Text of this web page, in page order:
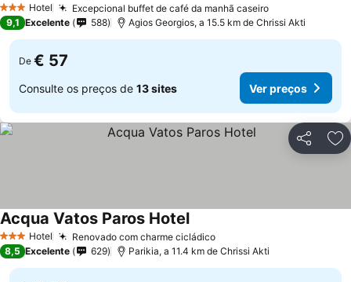
3 EstrelasHotel Excepcional buffet de café da manhã caseiro
9,1 Excelente 588 Agios Georgios, a 15.5 km de Chrissi Akti
De € 57
Consulte os preços de 13 sites Ver preços
Partilhar
3 EstrelasHotel Renovado com charme cicládico
Acqua Vatos Paros Hotel
8,5 Excelente 629 Parikia, a 11.4 km de Chrissi Akti